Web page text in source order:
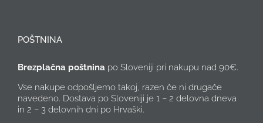
POŠTNINA
Brezplačna poštnina po Sloveniji pri nakupu nad 90€.
Vse nakupe odpošljemo takoj, razen če ni drugače
navedeno. Dostava po Sloveniji je 1 – 2 delovna dneva
in 2 – 3 delovnih dni po Hrvaški.